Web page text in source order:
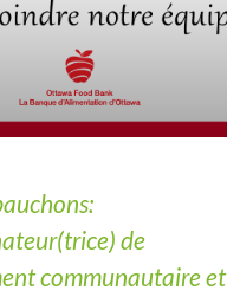
de
communautaire et